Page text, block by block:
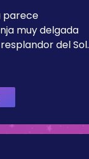
parece
muy delgada
del Sol.